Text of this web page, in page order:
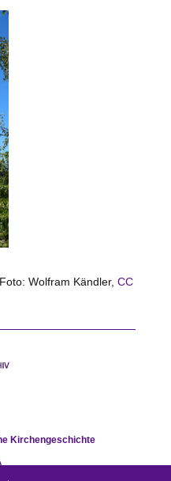
Wolfram Kändler, CC
Kirchengeschichte